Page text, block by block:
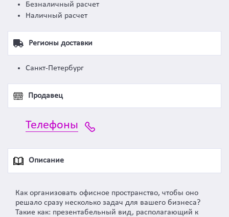
Безналичный расчет
Наличный расчет
Регионы доставки
Санкт-Петербург
Продавец
Телефоны
Описание
Как организовать офисное пространство, чтобы оно
решало сразу несколько задач для вашего бизнеса?
Такие как: презентабельный вид, располагающий к